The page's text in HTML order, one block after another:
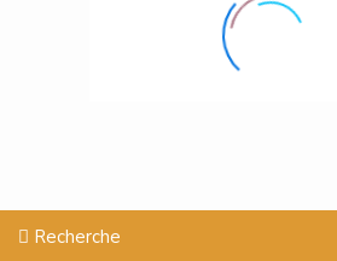
Recherche